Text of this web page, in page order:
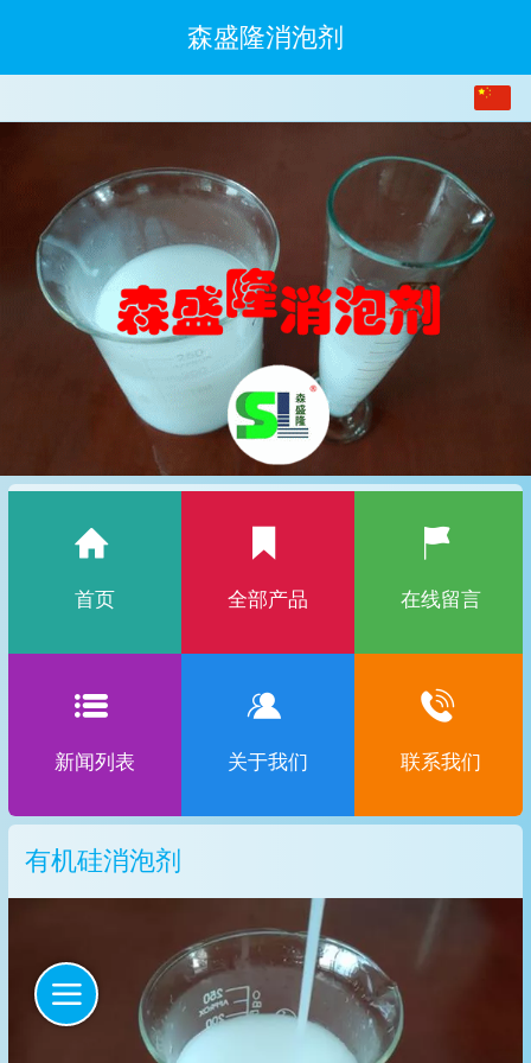
森盛隆消泡剂
English
繁体
首页 全部产品 在线留言
新闻列表 关于我们 联系我们
有机硅消泡剂